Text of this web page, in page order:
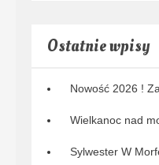
Ostatnie wpisy
Nowość 2026 !
Wielkanoc nad
Sylwester W